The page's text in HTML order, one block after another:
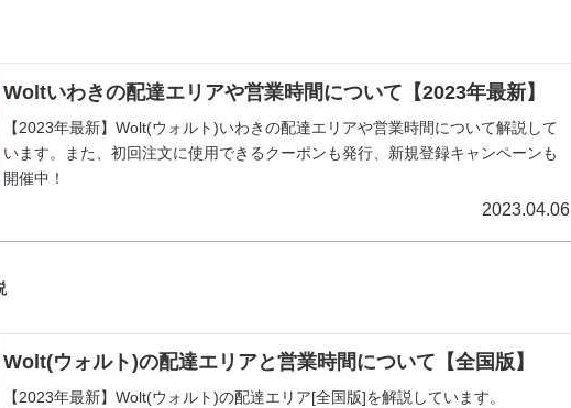
Woltいわきの配達エリアや営業時間について【2023年最新】
【2023年最新】Wolt(ウォルト)いわきの配達エリアや営業時間について解説して
います。また、初回注文に使用できるクーポンも発行、新規登録キャンペーンも
開催中！
2023.04.06
Wolt(ウォルト)の配達エリアと営業時間について【全国版】
【2023年最新】Wolt(ウォルト)の配達エリア[全国版]を解説しています。